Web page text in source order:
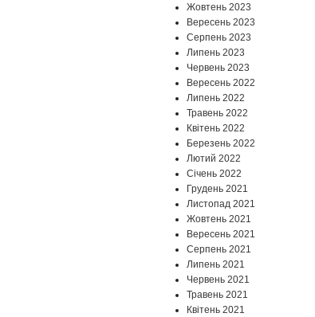
Жовтень 2023
Вересень 2023
Серпень 2023
Липень 2023
Червень 2023
Вересень 2022
Липень 2022
Травень 2022
Квітень 2022
Березень 2022
Лютий 2022
Січень 2022
Грудень 2021
Листопад 2021
Жовтень 2021
Вересень 2021
Серпень 2021
Липень 2021
Червень 2021
Травень 2021
Квітень 2021